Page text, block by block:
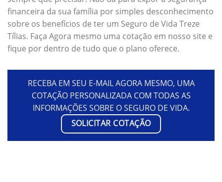
financeira da sua família por simples desconhecimento
sobre os benefícios de ter um Seguro de Vida Treze
Tílias. Faça Agora mesmo uma cotação em nosso site e
fique por dentro de tudo que o plano oferece.
RECEBA EM SEU E-MAIL AGORA MESMO, UMA
COTAÇÃO PERSONALIZADA COM TODAS AS
INFORMAÇÕES SOBRE O SEGURO DE VIDA.
SOLICITAR COTAÇÃO